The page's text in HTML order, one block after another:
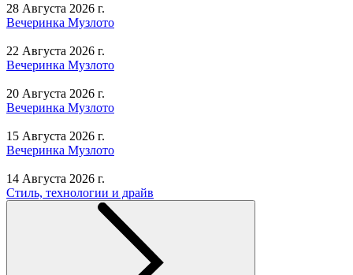
28 Августа 2026 г.
Вечеринка Музлото
22 Августа 2026 г.
Вечеринка Музлото
20 Августа 2026 г.
Вечеринка Музлото
15 Августа 2026 г.
Вечеринка Музлото
14 Августа 2026 г.
Стиль, технологии и драйв